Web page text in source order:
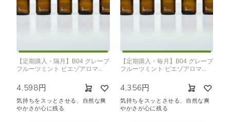
【定期購入・隔月】B04 グレープ
フルーツミント ピエゾアロマ...
4,598円
気持ちをスッとさせる、自然な爽
やかさが心に残る
【定期購入・毎月】B04 グレープ
フルーツミント ピエゾアロマ...
4,356円
気持ちをスッとさせる、自然な爽
やかさが心に残る